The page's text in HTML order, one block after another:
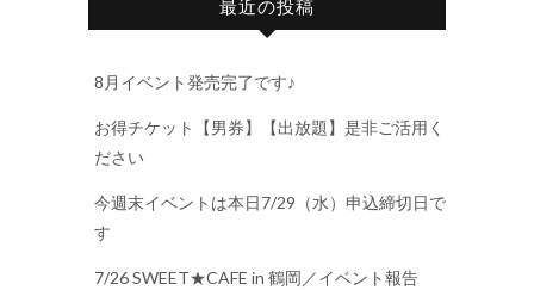
最近の投稿
8月イベント発売完了です♪
お得チケット【男券】【出放題】是非ご活用く
ださい
今週末イベントは本日7/29（水）申込締切日で
す
7/26 SWEET★CAFE in 鶴岡／イベント報告